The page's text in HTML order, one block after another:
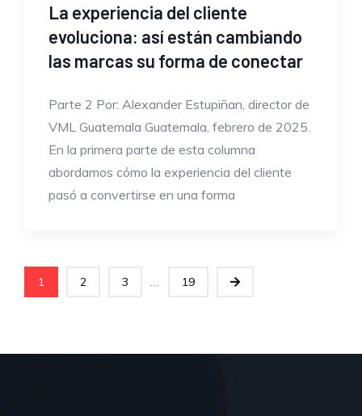
La experiencia del cliente
evoluciona: así están cambiando
las marcas su forma de conectar
Parte 2 Por: Alexander Estupiñan, director de
VML Guatemala Guatemala, febrero de 2025.
En la primera parte de esta columna
abordamos cómo la experiencia del cliente
pasó a convertirse en una forma
1 2 3 19